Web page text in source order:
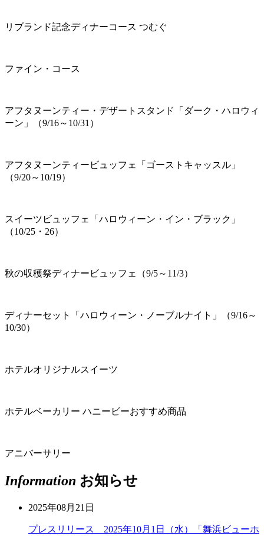
リブランド記念ディナーコース つむぐ
ファイン・コース
アフタヌーンティー・デザートスタンド「ダーク・ハロウィ
ーン」（9/16～10/31）
アフタヌーンティービュッフェ「ゴーストキャッスル」
（9/20～10/19）
スイーツビュッフェ「ハロウィーン・イン・ブラック」
（10/25・26）
秋の収穫祭ディナービュッフェ（9/5～11/3）
ディナーセット「ハロウィーン・ノーブルナイト」（9/16～
10/30）
ホテルオリジナルスイーツ
ホテルベーカリー ハニービーおすすめ商品
アニバーサリー
Information お知らせ
2025年08月21日
プレスリリース 2025年10月1日（水）「舞浜ビューホ